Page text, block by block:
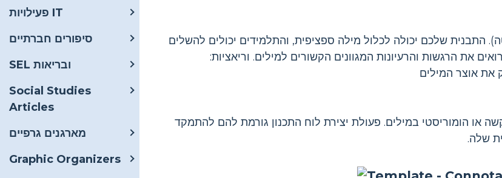
פעילויות IT
סיפורים חברתיים
SEL ובריאות
Social Studies
Articles
מארגנים גרפיים
Graphic Organizers
התבנית שלכם יכולה לכלול מילה ספציפית, והתלמידים יכולים להשלים
את הרגשות והרעיונות המגוונים הקשורים למילים. וריאציות:
אוצר המילים
או הומוריסטי במילים. פעולת יצירת לוח התכנון גורמת להם להתמקד
שלה.